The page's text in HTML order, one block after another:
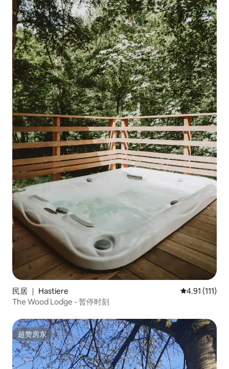
民居 ｜ Hastiere 平均评分 4.91
4.91 (111)
The Wood Lodge - 暂停时刻
超赞房东
超赞房东